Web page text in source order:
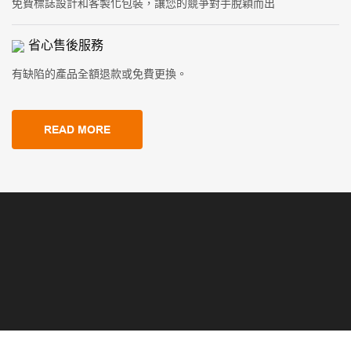
免費標誌設計和客製化包裝，讓您的競爭對手脫穎而出
省心售後服務
有缺陷的產品全額退款或免費更換。
READ MORE